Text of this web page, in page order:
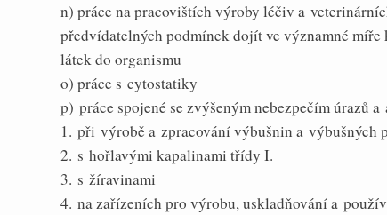
n) práce na pracovištích výroby léčiv a
předvídatelných podmínek dojít ve významné
látek do organismu
o) práce s cytostatiky
p) práce spojené se zvýšeným nebezpečím úrazů
1. při výrobě a zpracování výbušnin a výbušných
2. s hořlavými kapalinami třídy I.
3. s žíravinami
4. na zařízeních pro výrobu, uskladňování a